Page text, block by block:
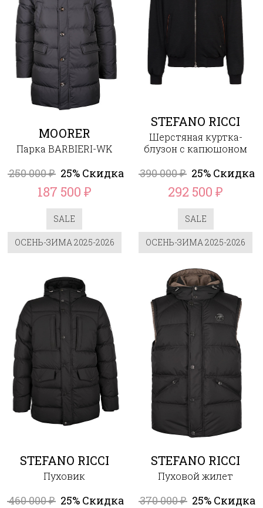
MOORER
Парка BARBIERI-WK
250 000₽ 25% Скидка
187 500 ₽
SALE
ОСЕНЬ-ЗИМА 2025-2026
STEFANO RICCI
Шерстяная куртка-
блузон с капюшоном
390 000₽ 25% Скидка
292 500₽
SALE
ОСЕНЬ-ЗИМА 2025-2026
STEFANO RICCI
Пуховик
460 000₽ 25% Скидка
STEFANO RICCI
Пуховой жилет
370 000₽ 25% Скидка